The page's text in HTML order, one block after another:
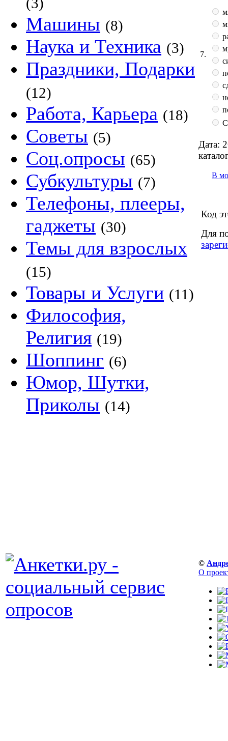
Машины (8)
Наука и Техника (3)
Праздники, Подарки
(12)
Работа, Карьера (18)
Советы (5)
Соц.опросы (65)
Субкультуры (7)
Телефоны, плееры,
гаджеты (30)
Темы для взрослых
(15)
Товары и Услуги (11)
Философия,
Религия (19)
Шоппинг (6)
Юмор, Шутки,
Приколы (14)
7.
Дата:
В
Код
Для
©
О